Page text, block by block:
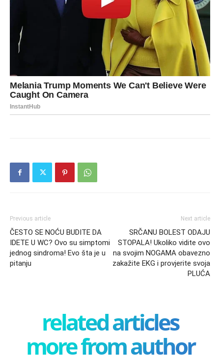
Previous article
ČESTO SE NOĆU BUDITE DA
IDETE U WC? Ovo su simptomi
jednog sindroma! Evo šta je u
pitanju
Next article
SRČANU BOLEST ODAJU
STOPALA! Ukoliko vidite ovo
na svojim NOGAMA obavezno
zakažite EKG i provjerite svoja
PLUĆA
related articles
more from author